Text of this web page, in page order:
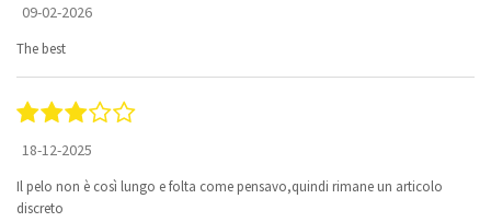
09-02-2026
The best
18-12-2025
Il pelo non è così lungo e folta come pensavo,quindi rimane un articolo
discreto